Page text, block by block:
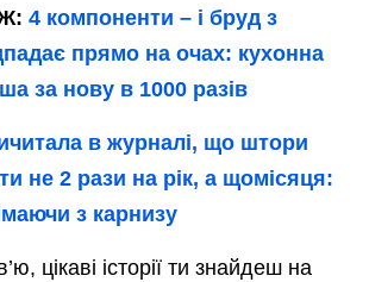
4 компоненти – і бруд з
прямо на очах: кухонна
за нову в 1000 разів
в журналі, що штори
не 2 рази на рік, а щомісяця:
з карнизу
цікаві історії ти знайдеш на